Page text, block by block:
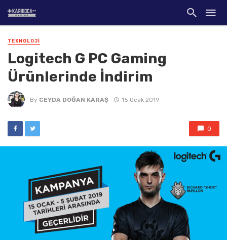
TEKNOLOJI
Logitech G PC Gaming
Ürünlerinde İndirim
By CEYDA DOĞAN KARAŞ 15 Ocak 2019
0